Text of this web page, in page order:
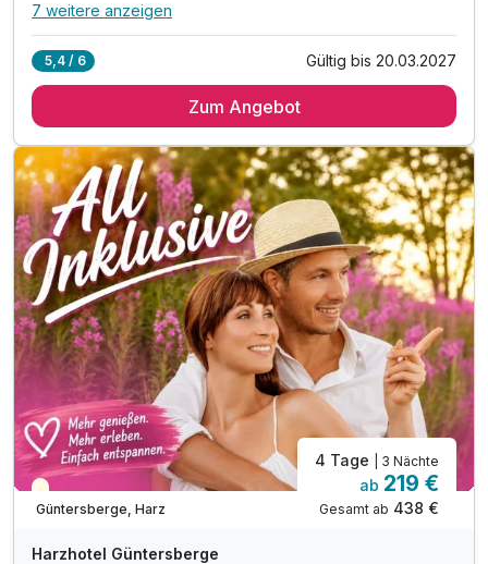
Alle Inklusivleistungen
3 x reichhaltiges Schlemmer-Frühstück vom Buffet
1 x 4-Gang-Regio-Dinner am Abschlussabend
1 x 1 Lunchpaket am 2. Tag
1 x Wanderkarte der Region für Ihre Ausflüge
inkl. Wanderstöcke (Leihgabe & nach Verfügbarkeit)
inkl. Fahrt mit d. Selketalbahn-Kurtaxenleistung
inkl. Eintritt in unser Hotelkino
inkl. Entspannung in unserer Sauna
inkl. W-LAN
7 weitere anzeigen
5,4 / 6 Gültig bis 20.03.2027
Zum Angebot
Teilweise ausgelastet
Güntersberge, Harz
4 Tage | 3 Nächte
ab 219 €
Gesamt ab 438 €
Harzhotel Güntersberge